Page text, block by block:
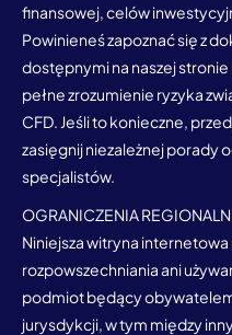
finansowej, celów
Powinieneś zapoznać się z
dostępnymi na naszej
pełne zrozumienie ryzyka
CFD. Jeśli to konieczne,
zasięgnij niezależnej porady
specjalistów.
OGRANICZENIA
Niniejsza witryna
rozpowszechniania ani
podmiot będący
jurysdykcji, w tym między